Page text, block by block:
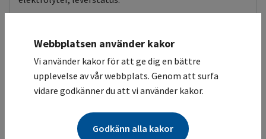
Referenser
supportive care compared with best supportive care
alone after a platinum-containing regimen in
Webbplatsen använder kakor
Vi använder kakor för att ge dig en bättre
upplevelse av vår webbplats. Genom att surfa
vidare godkänner du att vi använder kakor.
Godkänn alla kakor